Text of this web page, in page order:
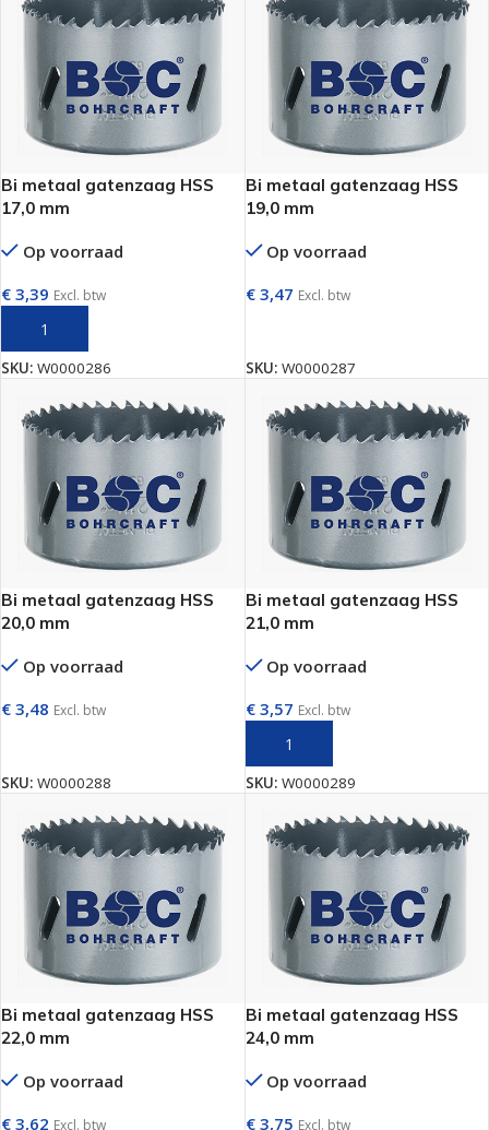
Bi metaal gatenzaag HSS
17,0 mm
Op voorraad
€ 3,39 Excl. btw
SKU: W0000286
Bi metaal gatenzaag HSS
19,0 mm
Op voorraad
€3,47 Excl. btw
SKU: W0000287
Bi metaal gatenzaag HSS
20,0 mm
Op voorraad
€ 3,48 Excl. btw
SKU: W0000288
Bi metaal gatenzaag HSS
21,0 mm
Op voorraad
€3,57 Excl. btw
SKU: W0000289
Bi metaal gatenzaag HSS
22,0 mm
Op voorraad
€ 3,62 Excl. btw
Bi metaal gatenzaag HSS
24,0 mm
Op voorraad
€3,75 Excl. btw